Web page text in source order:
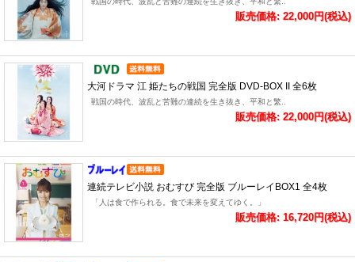
販売価格: 22,000円(税込)
大河ドラマ 江 姫たちの戦国 完全版 DVD-BOX II 全6枚
戦国の時代、波乱と苦難の連続を生き抜き、平和と繁..
販売価格: 22,000円(税込)
連続テレビ小説 おむすび 完全版 ブルーレイBOX1 全4枚
「人は食で作られる。食で未来を変えてゆく。」
販売価格: 16,720円(税込)